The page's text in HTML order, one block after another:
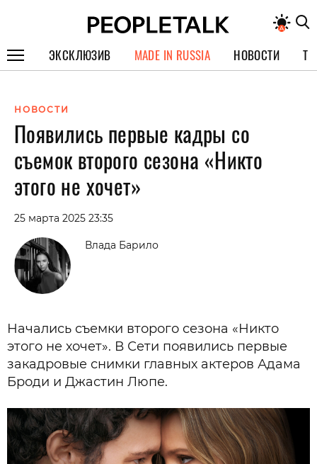
ЭКСКЛЮЗИВ
СПЕЦПРОЕКТЫ
ИНТЕРВЬЮ
ПОКОЛЕНИЕ
MADE IN RUSSIA НОВОСТИ
НОВОСТИ
Появились первые кадры со
съемок второго сезона «Никто
этого не хочет»
25 марта 2025 23:35
Влада Барило
Начались съемки второго сезона «Никто
этого не хочет». В Сети появились первые
закадровые снимки главных актеров Адама
Броди и Джастин Люпе.